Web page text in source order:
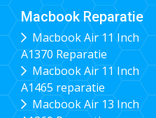
Macbook Reparatie
Macbook Air 11 Inch
A1370 Reparatie
Macbook Air 11 Inch
A1465 reparatie
Macbook Air 13 Inch